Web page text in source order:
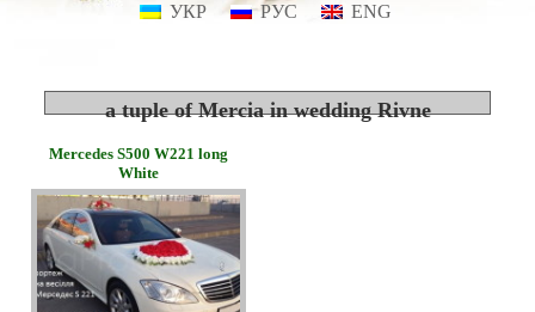
УКР РУС ENG
a tuple of Mercia in wedding Rivne
Mercedes S500 W221 long
White